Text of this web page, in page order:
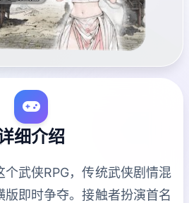
细介绍
个武侠RPG，传统武侠剧情混
版即时争夺。接触者扮演首名